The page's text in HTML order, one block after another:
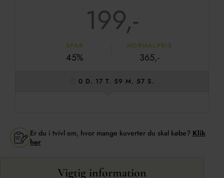
199,-
SPAR
45%
NORMALPRIS
365,-
0 D. 17 T. 59 M. 56 S.
Er du i tvivl om, hvor mange kuverter du skal købe? Klik
her
Vigtig information